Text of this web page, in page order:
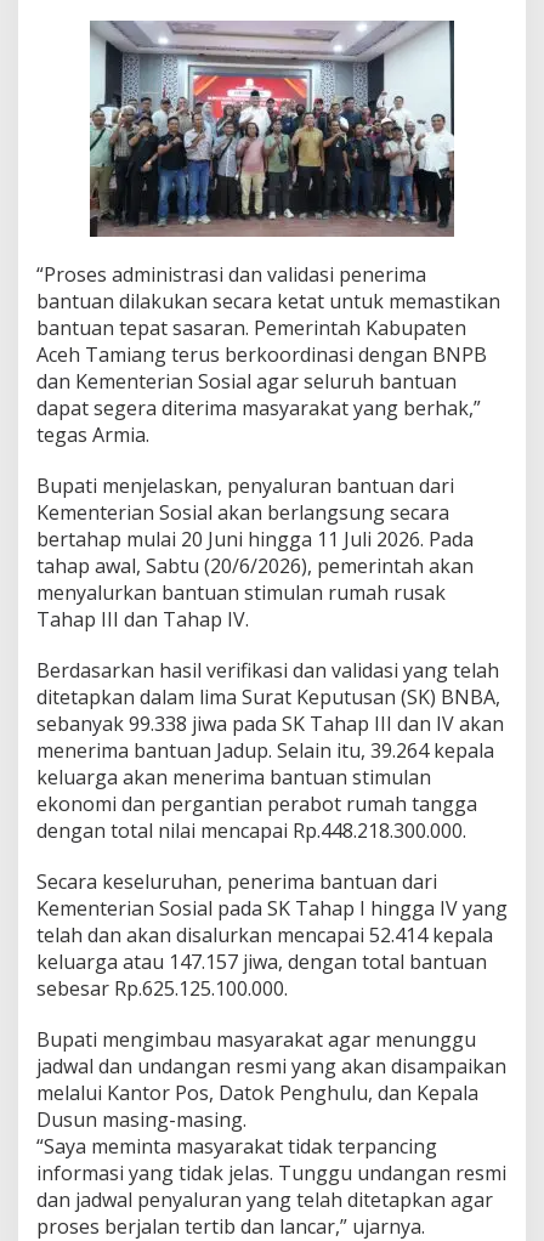
a
n
j
r
,
T
o
t
a
l
i
l
a
i
C
a
p
R
p
9
1
7
,
7
M
l
i
a
“Proses administrasi dan validasi penerima
bantuan dilakukan secara ketat untuk memastikan
bantuan tepat sasaran. Pemerintah Kabupaten
Aceh Tamiang terus berkoordinasi dengan BNPB
dan Kementerian Sosial agar seluruh bantuan
dapat segera diterima masyarakat yang berhak,”
tegas Armia.
Bupati menjelaskan, penyaluran bantuan dari
Kementerian Sosial akan berlangsung secara
bertahap mulai 20 Juni hingga 11 Juli 2026. Pada
tahap awal, Sabtu (20/6/2026), pemerintah akan
menyalurkan bantuan stimulan rumah rusak
Tahap III dan Tahap IV.
Berdasarkan hasil verifikasi dan validasi yang telah
ditetapkan dalam lima Surat Keputusan (SK) BNBA,
sebanyak 99.338 jiwa pada SK Tahap III dan IV akan
menerima bantuan Jadup. Selain itu, 39.264 kepala
keluarga akan menerima bantuan stimulan
ekonomi dan pergantian perabot rumah tangga
dengan total nilai mencapai Rp.448.218.300.000.
Secara keseluruhan, penerima bantuan dari
Kementerian Sosial pada SK Tahap I hingga IV yang
telah dan akan disalurkan mencapai 52.414 kepala
keluarga atau 147.157 jiwa, dengan total bantuan
sebesar Rp.625.125.100.000.
Bupati mengimbau masyarakat agar menunggu
jadwal dan undangan resmi yang akan disampaikan
melalui Kantor Pos, Datok Penghulu, dan Kepala
Dusun masing-masing.
“Saya meminta masyarakat tidak terpancing
informasi yang tidak jelas. Tunggu undangan resmi
dan jadwal penyaluran yang telah ditetapkan agar
proses berjalan tertib dan lancar,” ujarnya.